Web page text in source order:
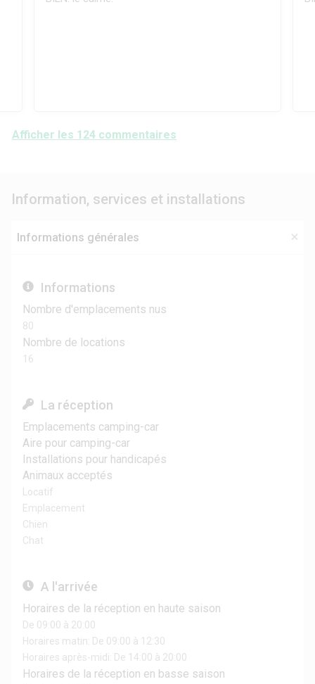
Afficher les 124 commentaires
Information, services et installations
Informations générales
Informations
Nombre d'emplacements nus
80
Nombre de locations
16
La réception
Emplacements camping-car
Aire pour camping-car
Installations pour handicapés
Animaux acceptés
Locatif
Emplacement
Chien
Chat
A l'arrivée
Horaires de la réception en haute saison
De 09:00 à 20:00
Horaires matin: De 09:00 à 12:30
Horaires après-midi: De 14:00 à 20:00
Horaires de la réception en basse saison